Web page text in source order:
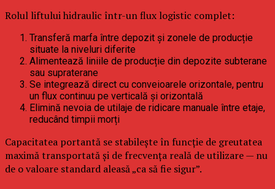
Rolul liftului hidraulic într-un flux logistic complet:
Transferă marfa între depozit și zonele de producție
situate la niveluri diferite
Alimentează liniile de producție din depozite subterane
sau supraterane
Se integrează direct cu conveioarele orizontale, pentru
un flux continuu pe verticală și orizontală
Elimină nevoia de utilaje de ridicare manuale între etaje,
reducând timpii morți
Capacitatea portantă se stabilește în funcție de greutatea
maximă transportată și de frecvența reală de utilizare — nu
de o valoare standard aleasă „ca să fie sigur”.